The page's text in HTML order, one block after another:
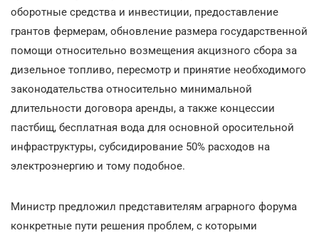
оборотные средства и инвестиции, предоставление
грантов фермерам, обновление размера государственной
помощи относительно возмещения акцизного сбора за
дизельное топливо, пересмотр и принятие необходимого
законодательства относительно минимальной
длительности договора аренды, а также концессии
пастбищ, бесплатная вода для основной оросительной
инфраструктуры, субсидирование 50% расходов на
электроэнергию и тому подобное.
Министр предложил представителям аграрного форума
конкретные пути решения проблем, с которыми